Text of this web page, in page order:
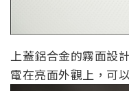
上蓋鋁合金的霧面設
電在亮面外觀上，可